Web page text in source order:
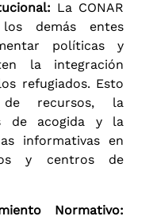
La CONAR
demás entes
políticas y
la integración
refugiados. Esto
recursos, la
de acogida y la
informativas en
y centros de
Normativo: